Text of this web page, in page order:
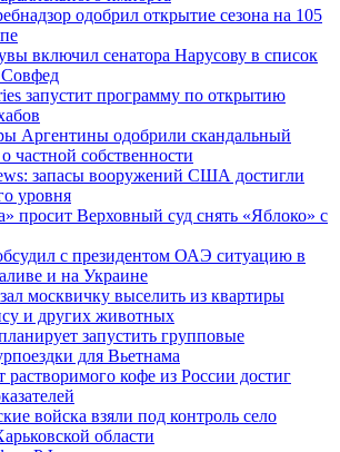
одобрил открытие сезона на 105
включил сенатора Нарусову в список
Совфед
запустит программу по открытию
Аргентины одобрили скандальный
частной собственности
запасы вооружений США достигли
уровня
просит Верховный суд снять «Яблоко» с
с президентом ОАЭ ситуацию в
и на Украине
москвичку выселить из квартиры
и других животных
запустить групповые
для Вьетнама
растворимого кофе из России достиг
войска взяли под контроль село
области